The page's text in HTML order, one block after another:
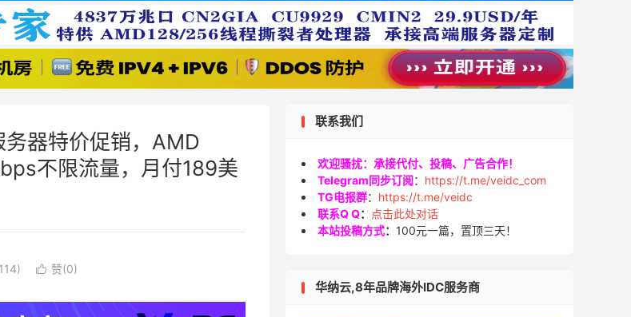
器特价促销，AMD
不限流量，月付189美
 赞(0)
联系我们
欢迎骚扰：承接代付、投稿、广告合作！
Telegram同步订阅： https://t.me/veidc_com
TG电报群： https://t.me/veidc
联系Q Q：
点击此处对话
本站投稿方式： 100元一篇，置顶三天！
华纳云,8年品牌海外IDC服务商